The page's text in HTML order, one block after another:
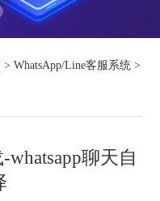
>WhatsApp/Line客服系统 >
whatsapp聊天自